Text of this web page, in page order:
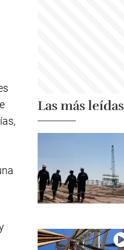
Las más leídas